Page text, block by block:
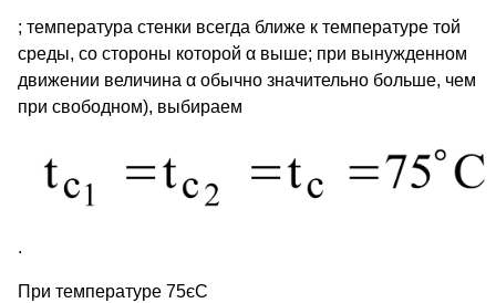
; температура стенки всегда ближе к температуре той
среды, со стороны которой α выше; при вынужденном
движении величина α обычно значительно больше, чем
при свободном), выбираем
.
При температуре 75єС